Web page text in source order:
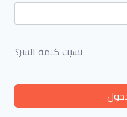
نسيت كلمة السر؟